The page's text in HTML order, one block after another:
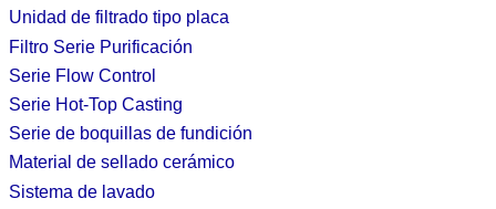
Unidad de filtrado tipo placa
Filtro Serie Purificación
Serie Flow Control
Serie Hot-Top Casting
Serie de boquillas de fundición
Material de sellado cerámico
Sistema de lavado